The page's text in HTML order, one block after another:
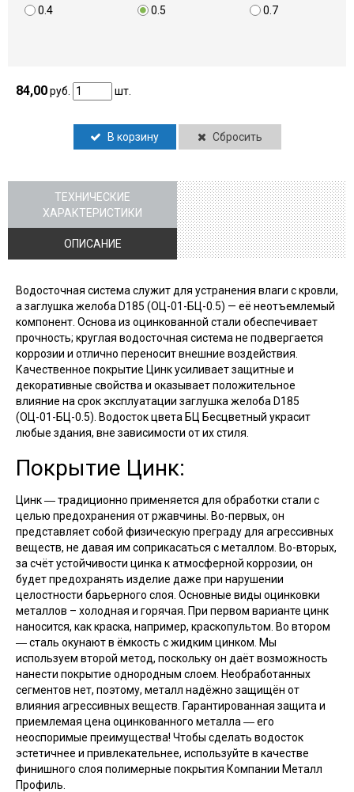
0.4 0.5 0.7
84,00руб. шт.
В корзину Сбросить
ТЕХНИЧЕСКИЕ
ХАРАКТЕРИСТИКИ
ОПИСАНИЕ
Водосточная система служит для устранения влаги с кровли,
а заглушка желоба D185 (ОЦ-01-БЦ-0.5) — её неотъемлемый
компонент. Основа из оцинкованной стали обеспечивает
прочность; круглая водосточная система не подвергается
коррозии и отлично переносит внешние воздействия.
Качественное покрытие Цинк усиливает защитные и
декоративные свойства и оказывает положительное
влияние на срок эксплуатации заглушка желоба D185
(ОЦ-01-БЦ-0.5). Водосток цвета БЦ Бесцветный украсит
любые здания, вне зависимости от их стиля.
Покрытие Цинк:
Цинк ― традиционно применяется для обработки стали с
целью предохранения от ржавчины. Во-первых, он
представляет собой физическую преграду для агрессивных
веществ, не давая им соприкасаться с металлом. Во-вторых,
за счёт устойчивости цинка к атмосферной коррозии, он
будет предохранять изделие даже при нарушении
целостности барьерного слоя. Основные виды оцинковки
металлов – холодная и горячая. При первом варианте цинк
наносится, как краска, например, краскопультом. Во втором
― сталь окунают в ёмкость с жидким цинком. Мы
используем второй метод, поскольку он даёт возможность
нанести покрытие однородным слоем. Необработанных
сегментов нет, поэтому, металл надёжно защищён от
влияния агрессивных веществ. Гарантированная защита и
приемлемая цена оцинкованного металла ― его
неоспоримые преимущества! Чтобы сделать водосток
эстетичнее и привлекательнее, используйте в качестве
финишного слоя полимерные покрытия Компании Металл
Профиль.